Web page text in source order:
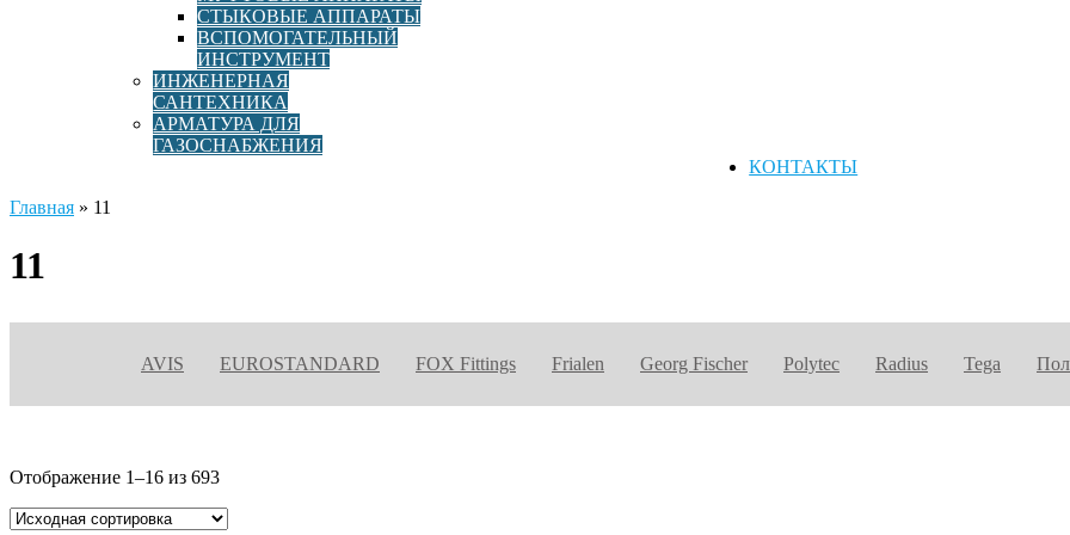
СТЫКОВЫЕ АППАРАТЫ
ВСПОМОГАТЕЛЬНЫЙ
ИНСТРУМЕНТ
ИНЖЕНЕРНАЯ
САНТЕХНИКА
АРМАТУРА ДЛЯ
ГАЗОСНАБЖЕНИЯ
КОНТАКТЫ
Главная » 11
11
AVIS EUROSTANDARD FOX Fittings Frialen Georg Fischer Polytec Radius Tega
Отображение 1–16 из 693